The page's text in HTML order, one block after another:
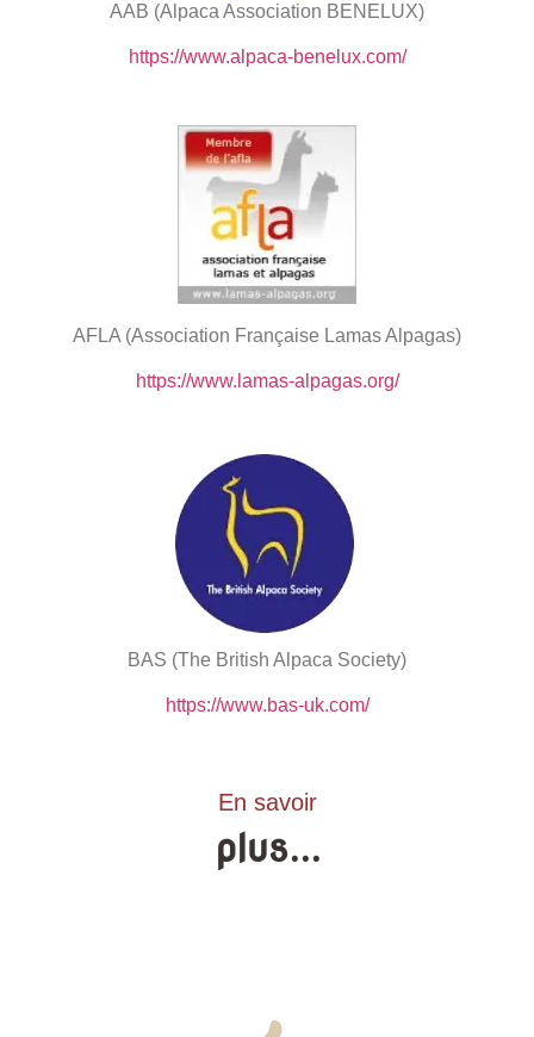
AAB (Alpaca Association BENELUX)
https://www.alpaca-benelux.com/
AFLA (Association Française Lamas Alpagas)
https://www.lamas-alpagas.org/
BAS (The British Alpaca Society)
https://www.bas-uk.com/
En savoir
plus...